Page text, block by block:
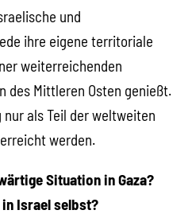
und
ihre eigene territoriale
weiterreichenden
des Mittleren Osten genießt.
als Teil der weltweiten
werden.
Situation in Gaza?
Israel selbst?